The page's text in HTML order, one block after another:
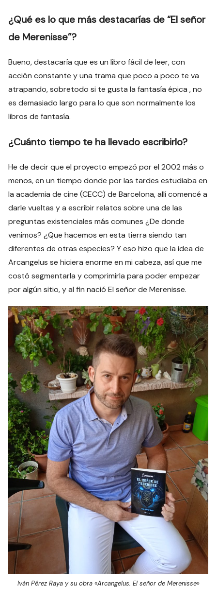
¿Qué es lo que más destacarías de “El señor
de Merenisse”?
Bueno, destacaría que es un libro fácil de leer, con
acción constante y una trama que poco a poco te va
atrapando, sobretodo si te gusta la fantasía épica , no
es demasiado largo para lo que son normalmente los
libros de fantasía.
¿Cuánto tiempo te ha llevado escribirlo?
He de decir que el proyecto empezó por el 2002 más o
menos, en un tiempo donde por las tardes estudiaba en
la academia de cine (CECC) de Barcelona, allí comencé a
darle vueltas y a escribir relatos sobre una de las
preguntas existenciales más comunes ¿De donde
venimos? ¿Que hacemos en esta tierra siendo tan
diferentes de otras especies? Y eso hizo que la idea de
Arcangelus se hiciera enorme en mi cabeza, así que me
costó segmentarla y comprimirla para poder empezar
por algún sitio, y al fin nació El señor de Merenisse.
Iván Pérez Raya y su obra «Arcangelus. El señor de Merenisse»